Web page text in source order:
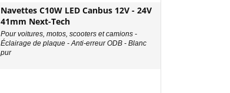
Navettes C10W LED Canbus 12V - 24V
41mm Next-Tech
Pour voitures, motos, scooters et camions -
Éclairage de plaque - Anti-erreur ODB - Blanc
pur